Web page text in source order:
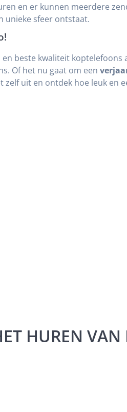
en er kunnen meerdere
unieke sfeer ontstaat.
beste kwaliteit
Of het nu gaat om een
uit en ontdek hoe leuk en
HUREN VAN